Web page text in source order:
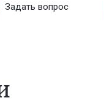
Задать вопрос